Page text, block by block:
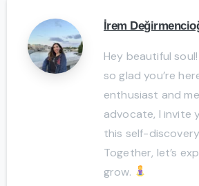
İrem
Hey beautiful soul!
so glad you’re
enthusiast and
advocate, I invite
this self-
Together, let’s
grow.